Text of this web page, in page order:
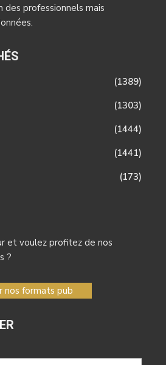
professionnels mais
(1389)
(1303)
(1444)
(1441)
(173)
et voulez profitez de nos
?
nos formats pub